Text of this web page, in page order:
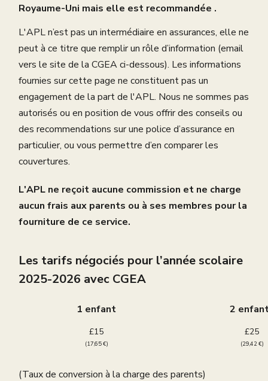
Royaume-Uni mais elle est recommandée .
L'APL n’est pas un intermédiaire en assurances, elle ne
peut à ce titre que remplir un rôle d’information (email
vers le site de la CGEA ci-dessous). Les informations
fournies sur cette page ne constituent pas un
engagement de la part de l'APL. Nous ne sommes pas
autorisés ou en position de vous offrir des conseils ou
des recommendations sur une police d’assurance en
particulier, ou vous permettre d’en comparer les
couvertures.
L'APL ne reçoit aucune commission et ne charge
aucun frais aux parents ou à ses membres pour la
fourniture de ce service.
Les tarifs négociés pour l’année scolaire
2025-2026 avec CGEA
1 enfant 2
£15
(17,65 €)
£25
(29,42 €)
(Taux de conversion à la charge des parents)